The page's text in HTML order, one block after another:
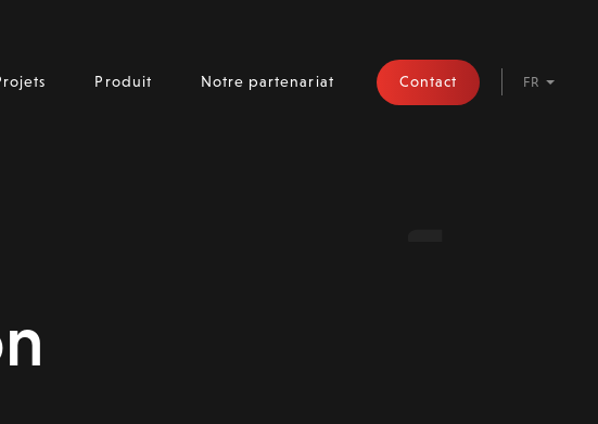
Produit Notre partenariat Contact FR